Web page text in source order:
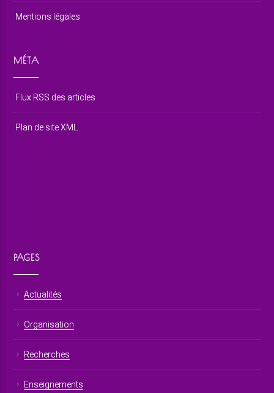
Mentions légales
MÉTA
Flux RSS des articles
Plan de site XML
PAGES
Actualités
Organisation
Recherches
Enseignements